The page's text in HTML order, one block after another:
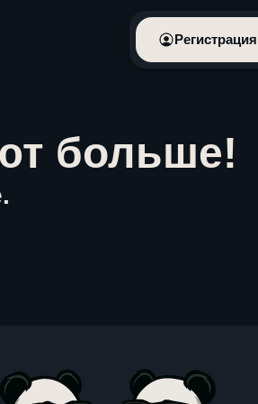
Регистрация
больше!